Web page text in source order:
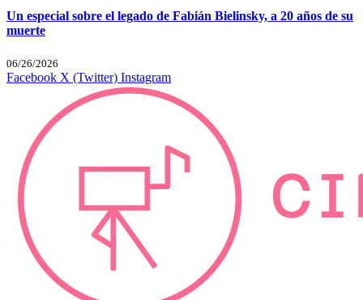
Un especial sobre el legado de Fabián Bielinsky, a 20 años de su
muerte
06/26/2026
Facebook X (Twitter) Instagram